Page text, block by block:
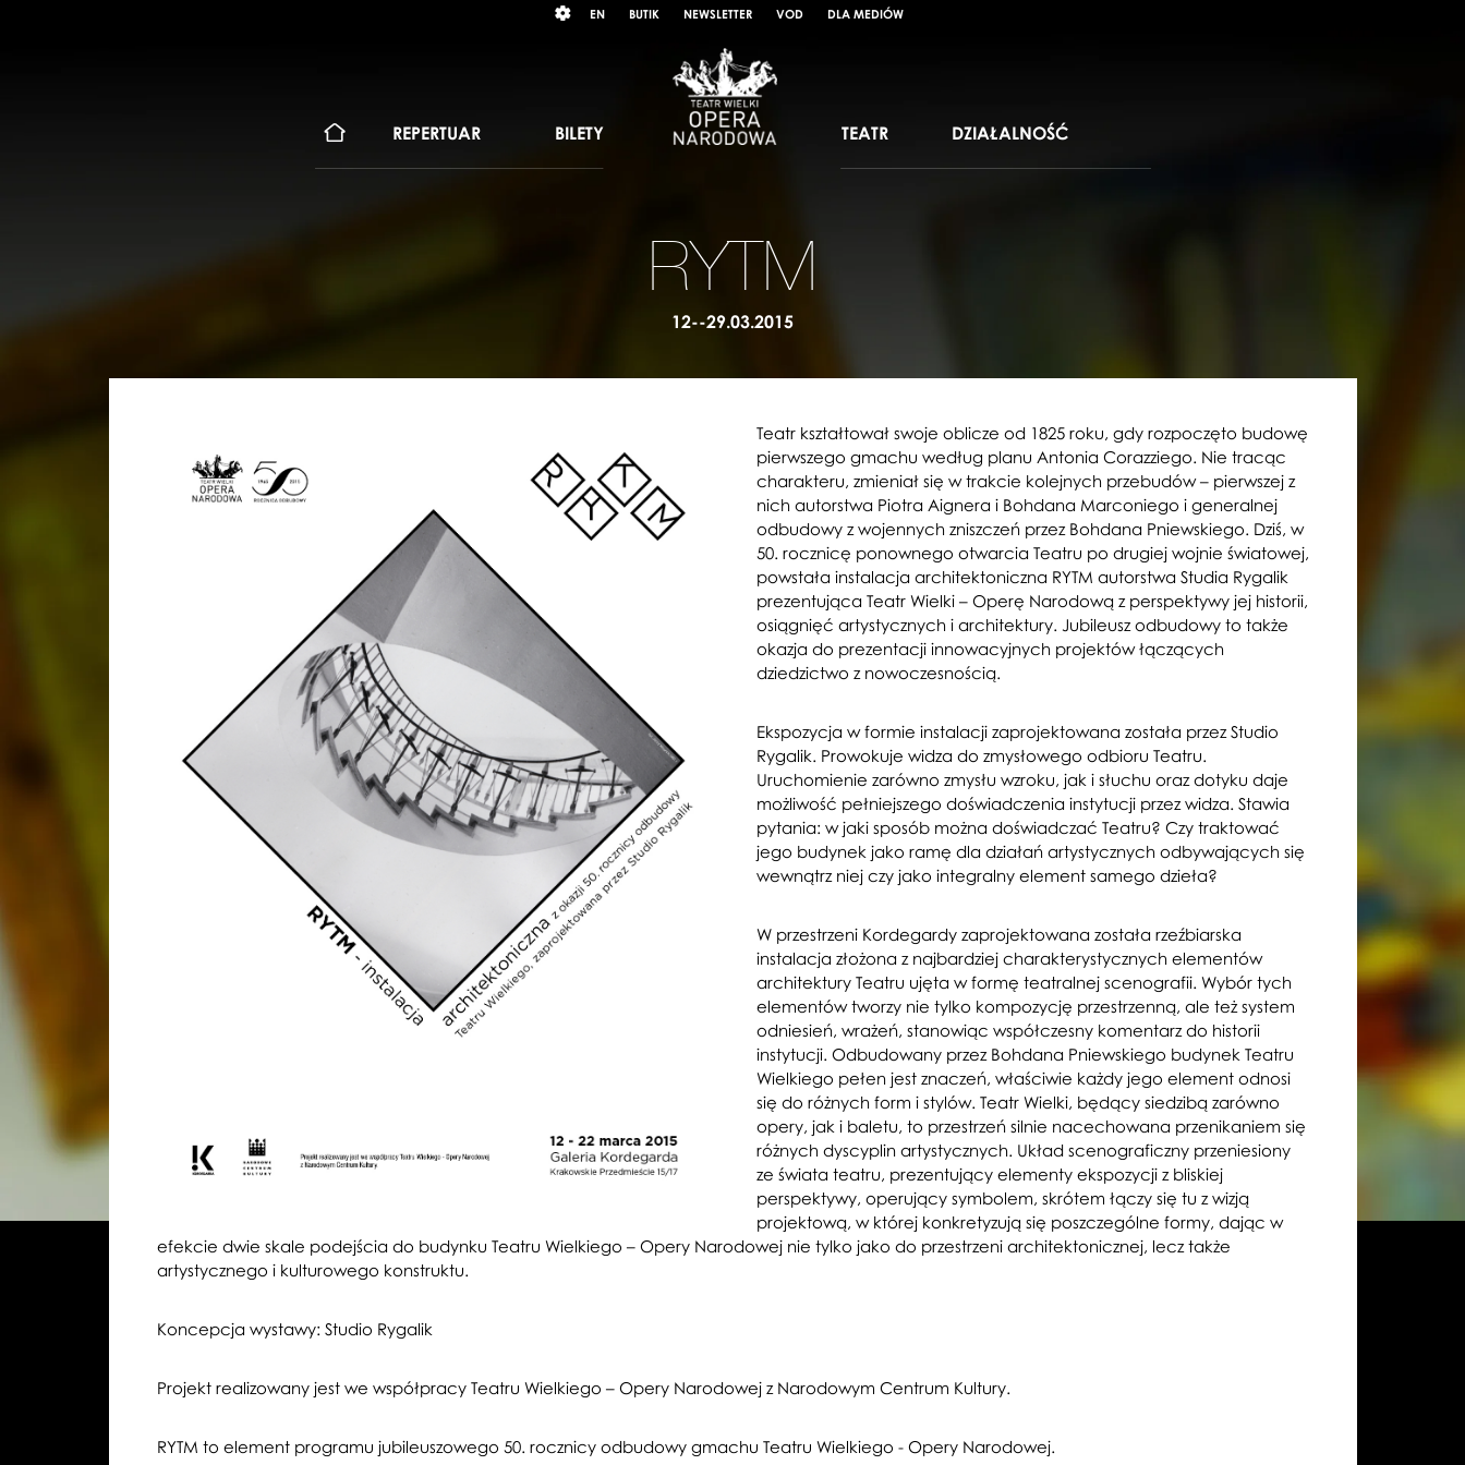
język
EN BUTIK NEWSLETTER VOD DLA MEDIÓW
REPERTUAR BILETY TEATR DZIAŁALNOŚĆ
RYTM
12--29.03.2015
Teatr kształtował swoje oblicze od 1825 roku, gdy rozpoczęto budowę
pierwszego gmachu według planu Antonia Corazziego. Nie tracąc
charakteru, zmieniał się w trakcie kolejnych przebudów – pierwszej z
nich autorstwa Piotra Aignera i Bohdana Marconiego i generalnej
odbudowy z wojennych zniszczeń przez Bohdana Pniewskiego. Dziś, w
50. rocznicę ponownego otwarcia Teatru po drugiej wojnie światowej,
powstała instalacja architektoniczna RYTM autorstwa Studia Rygalik
prezentująca Teatr Wielki – Operę Narodową z perspektywy jej historii,
osiągnięć artystycznych i architektury. Jubileusz odbudowy to także
okazja do prezentacji innowacyjnych projektów łączących
dziedzictwo z nowoczesnością.
Ekspozycja w formie instalacji zaprojektowana została przez Studio
Rygalik. Prowokuje widza do zmysłowego odbioru Teatru.
Uruchomienie zarówno zmysłu wzroku, jak i słuchu oraz dotyku daje
możliwość pełniejszego doświadczenia instytucji przez widza. Stawia
pytania: w jaki sposób można doświadczać Teatru? Czy traktować
jego budynek jako ramę dla działań artystycznych odbywających się
wewnątrz niej czy jako integralny element samego dzieła?
W przestrzeni Kordegardy zaprojektowana została rzeźbiarska
instalacja złożona z najbardziej charakterystycznych elementów
architektury Teatru ujęta w formę teatralnej scenografii. Wybór tych
elementów tworzy nie tylko kompozycję przestrzenną, ale też system
odniesień, wrażeń, stanowiąc współczesny komentarz do historii
instytucji. Odbudowany przez Bohdana Pniewskiego budynek Teatru
Wielkiego pełen jest znaczeń, właściwie każdy jego element odnosi
się do różnych form i stylów. Teatr Wielki, będący siedzibą zarówno
opery, jak i baletu, to przestrzeń silnie nacechowana przenikaniem się
różnych dyscyplin artystycznych. Układ scenograficzny przeniesiony
ze świata teatru, prezentujący elementy ekspozycji z bliskiej
perspektywy, operujący symbolem, skrótem łączy się tu z wizją
projektową, w której konkretyzują się poszczególne formy, dając w
efekcie dwie skale podejścia do budynku Teatru Wielkiego – Opery Narodowej nie tylko jako do przestrzeni architektonicznej, lecz także
artystycznego i kulturowego konstruktu.
Koncepcja wystawy: Studio Rygalik
Projekt realizowany jest we współpracy Teatru Wielkiego – Opery Narodowej z Narodowym Centrum Kultury.
RYTM to element programu jubileuszowego 50. rocznicy odbudowy gmachu Teatru Wielkiego - Opery Narodowej.